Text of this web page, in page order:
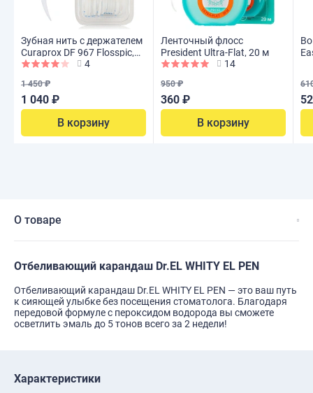
Зубная нить с держателем
Curaprox DF 967 Flosspic,
30 шт
4
1 450 ₽
1 040 ₽
В корзину
Ленточный флосс
President Ultra-Flat, 20 м
14
950 ₽
360 ₽
В корзину
О товаре
Отбеливающий карандаш Dr.EL WHITY EL PEN
Отбеливающий карандаш Dr.EL WHITY EL PEN — это ваш путь
к сияющей улыбке без посещения стоматолога. Благодаря
передовой формуле с пероксидом водорода вы сможете
осветлить эмаль до 5 тонов всего за 2 недели!
Характеристики